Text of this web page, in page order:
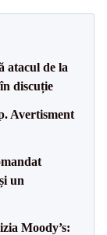
atacul de la
discuție
Avertisment
un
Moody’s: